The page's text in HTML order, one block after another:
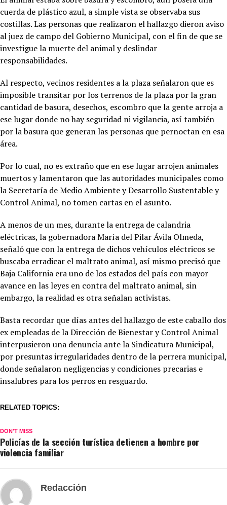
cuerda de plástico azul, a simple vista se observaba sus
costillas. Las personas que realizaron el hallazgo dieron aviso
al juez de campo del Gobierno Municipal, con el fin de que se
investigue la muerte del animal y deslindar
responsabilidades.
Al respecto, vecinos residentes a la plaza señalaron que es
imposible transitar por los terrenos de la plaza por la gran
cantidad de basura, desechos, escombro que la gente arroja a
ese lugar donde no hay seguridad ni vigilancia, así también
por la basura que generan las personas que pernoctan en esa
área.
Por lo cual, no es extraño que en ese lugar arrojen animales
muertos y lamentaron que las autoridades municipales como
la Secretaría de Medio Ambiente y Desarrollo Sustentable y
Control Animal, no tomen cartas en el asunto.
A menos de un mes, durante la entrega de calandria
eléctricas, la gobernadora María del Pilar Ávila Olmeda,
señaló que con la entrega de dichos vehículos eléctricos se
buscaba erradicar el maltrato animal, así mismo precisó que
Baja California era uno de los estados del país con mayor
avance en las leyes en contra del maltrato animal, sin
embargo, la realidad es otra señalan activistas.
Basta recordar que días antes del hallazgo de este caballo dos
ex empleadas de la Dirección de Bienestar y Control Animal
interpusieron una denuncia ante la Sindicatura Municipal,
por presuntas irregularidades dentro de la perrera municipal,
donde señalaron negligencias y condiciones precarias e
insalubres para los perros en resguardo.
RELATED TOPICS:
DON'T MISS
Policías de la sección turística detienen a hombre por
violencia familiar
Redacción